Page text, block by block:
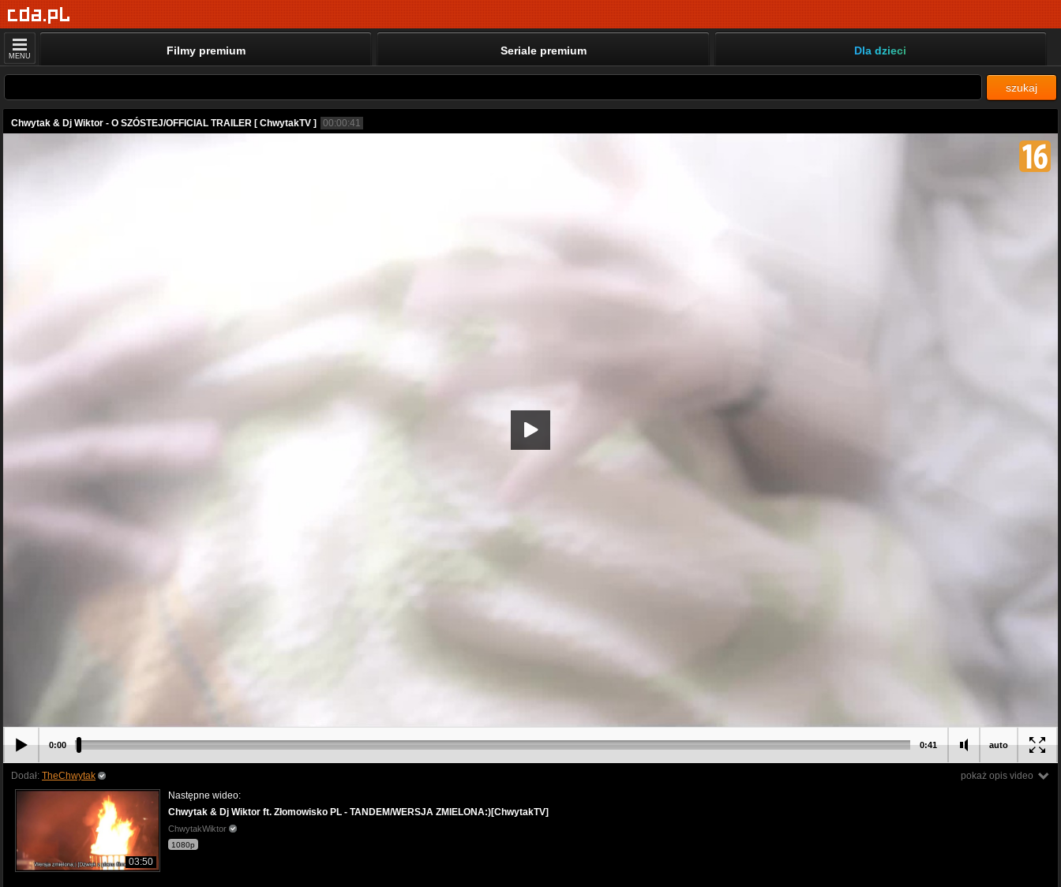
MENU Filmy premium Seriale premium Dla dzieci
szukaj
Chwytak & Dj Wiktor - O SZÓSTEJ/OFFICIAL TRAILER [ ChwytakTV ] 00:00:41
auto
0:00 0:41
pokaż opis video
Dodał: TheChwytak
03:50
Następne wideo:
Chwytak & Dj Wiktor ft. Złomowisko PL - TANDEM/WERSJA ZMIELONA:)[ChwytakTV]
ChwytakWiktor
1080p